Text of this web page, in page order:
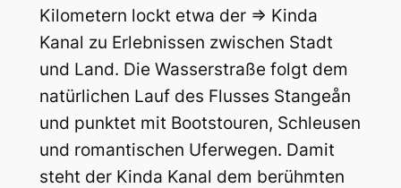
Kilometern lockt etwa der => Kinda
Kanal zu Erlebnissen zwischen Stadt
und Land. Die Wasserstraße folgt dem
natürlichen Lauf des Flusses Stangeån
und punktet mit Bootstouren, Schleusen
und romantischen Uferwegen. Damit
steht der Kinda Kanal dem berühmten